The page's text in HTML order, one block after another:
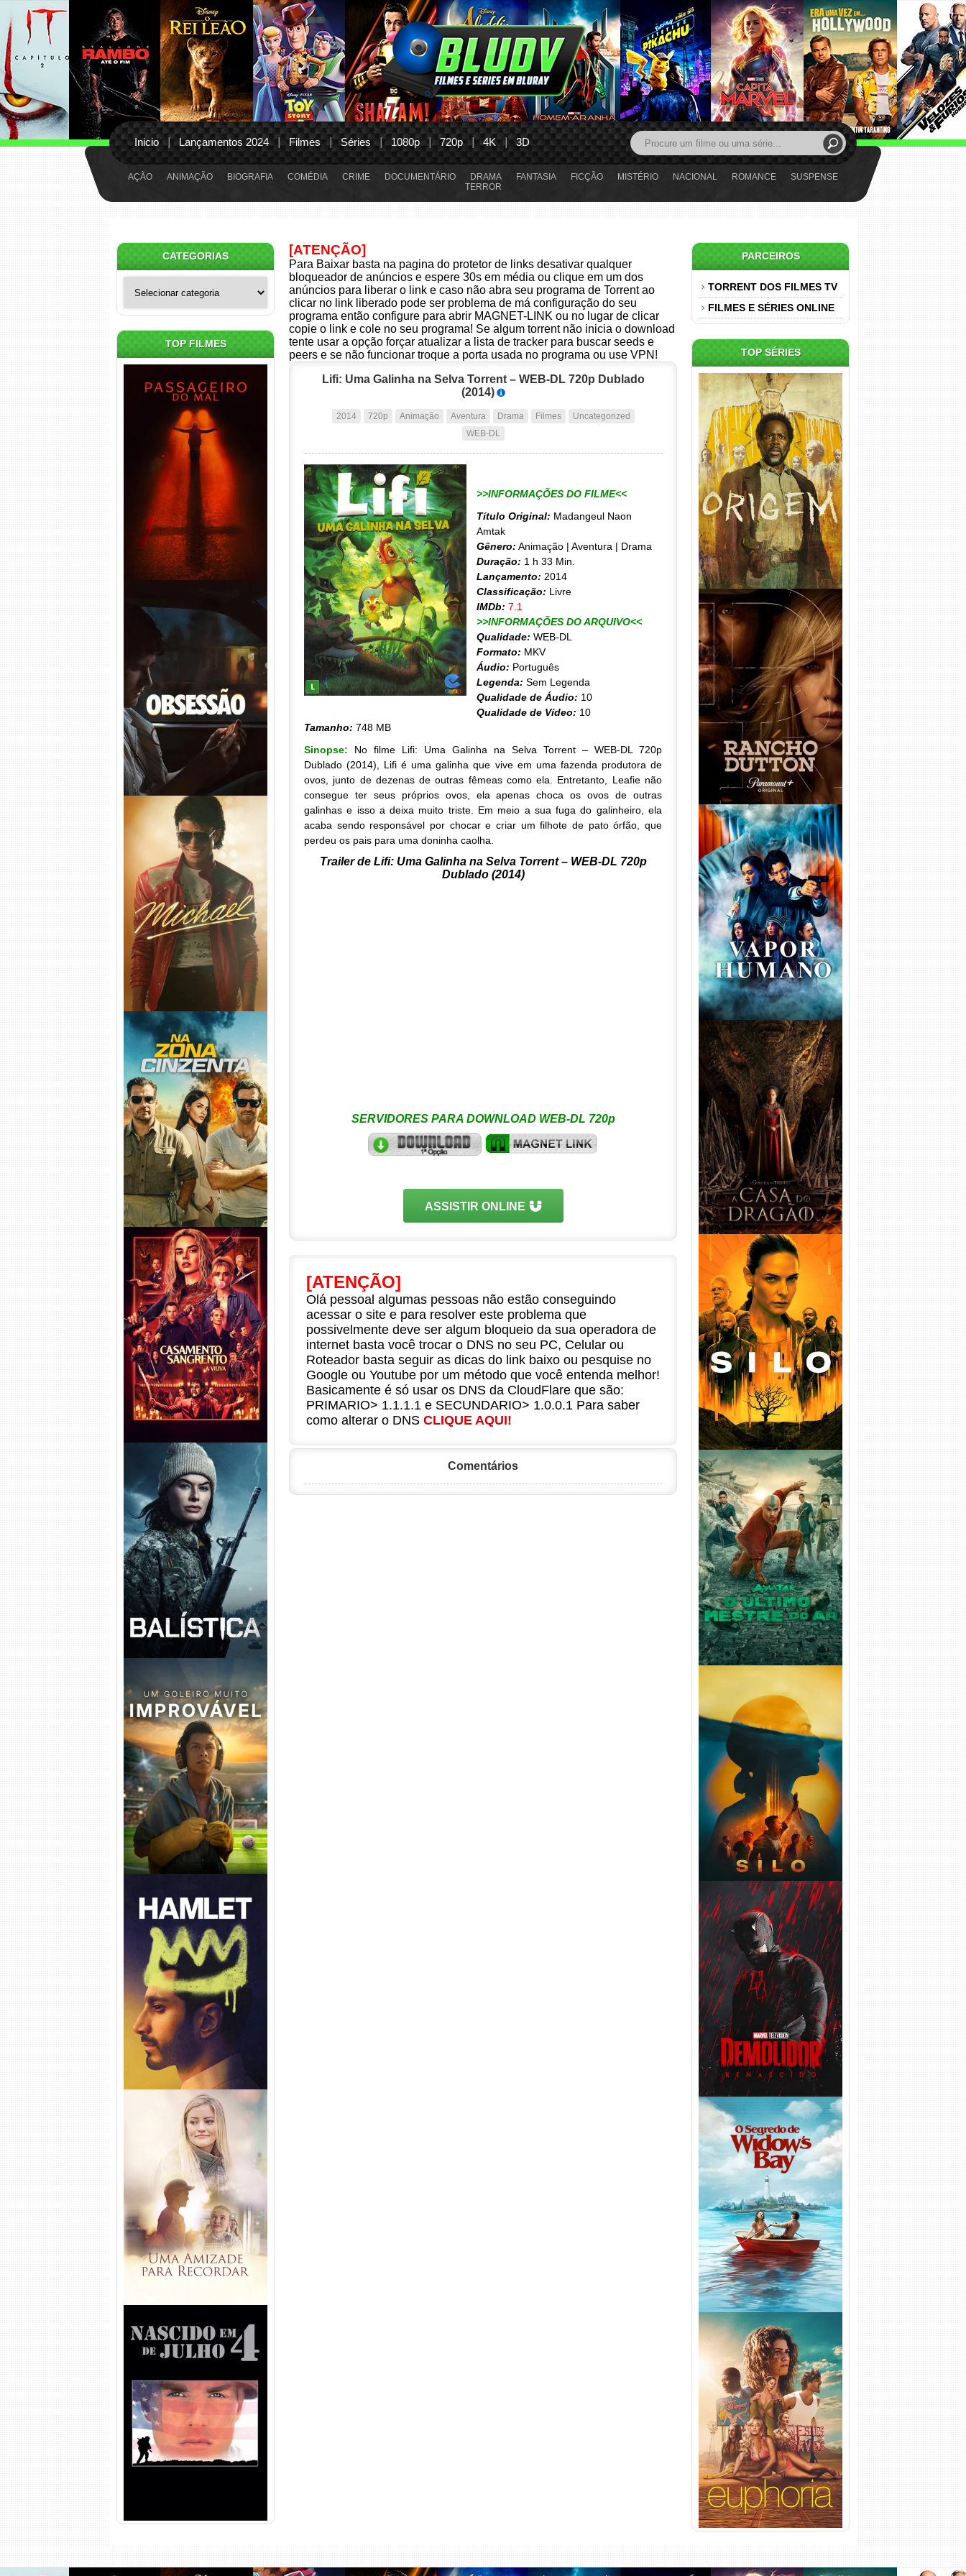
Inicio Lançamentos 2024 Filmes Séries 1080p 720p 4K 3D
AÇÃO ANIMAÇÃO BIOGRAFIA COMÉDIA CRIME DOCUMENTÁRIO DRAMA FANTASIA FICÇÃO MISTÉRIO NACIONAL ROMANCE
SUSPENSE
TERROR
[ATENÇÃO]
Para Baixar basta na pagina do protetor de links desativar qualquer
bloqueador de anúncios e espere 30s em média ou clique em um dos
anúncios para liberar o link e caso não abra seu programa de Torrent ao
clicar no link liberado pode ser problema de má configuração do seu
programa então configure para abrir MAGNET-LINK ou no lugar de clicar
copie o link e cole no seu programa! Se algum torrent não inicia o download
tente usar a opção forçar atualizar a lista de tracker para buscar seeds e
peers e se não funcionar troque a porta usada no programa ou use VPN!
Lifi: Uma Galinha na Selva Torrent – WEB-DL 720p Dublado
(2014)
2014 720p Animação Aventura Drama Filmes
Uncategorized
WEB-DL
>>INFORMAÇÕES DO FILME<<
Título Original: Madangeul Naon
Amtak
Gênero: Animação | Aventura | Drama
Duração: 1 h 33 Min.
Lançamento: 2014
Classificação: Livre
IMDb: 7.1
>>INFORMAÇÕES DO ARQUIVO<<
Qualidade: WEB-DL
Formato: MKV
Áudio: Português
Legenda: Sem Legenda
Qualidade de Áudio: 10
Qualidade de Vídeo: 10
Tamanho: 748 MB
Sinopse: No filme Lifi: Uma Galinha na Selva Torrent – WEB-DL 720p
Dublado (2014), Lifi é uma galinha que vive em uma fazenda produtora de
ovos, junto de dezenas de outras fêmeas como ela. Entretanto, Leafie não
consegue ter seus próprios ovos, ela apenas choca os ovos de outras
galinhas e isso a deixa muito triste. Em meio a sua fuga do galinheiro, ela
acaba sendo responsável por chocar e criar um filhote de pato órfão, que
perdeu os pais para uma doninha caolha.
Trailer de Lifi: Uma Galinha na Selva Torrent – WEB-DL 720p
Dublado (2014)
SERVIDORES PARA DOWNLOAD WEB-DL 720p
ASSISTIR ONLINE
[ATENÇÃO]
Olá pessoal algumas pessoas não estão conseguindo
acessar o site e para resolver este problema que
possivelmente deve ser algum bloqueio da sua operadora de
internet basta você trocar o DNS no seu PC, Celular ou
Roteador basta seguir as dicas do link baixo ou pesquise no
Google ou Youtube por um método que você entenda melhor!
Basicamente é só usar os DNS da CloudFlare que são:
PRIMARIO> 1.1.1.1 e SECUNDARIO> 1.0.0.1 Para saber
como alterar o DNS CLIQUE AQUI!
Comentários
CATEGORIAS
TOP FILMES
Passageiro do Mal Torrent
(2026) WEB-DL 1080p Dual
Áudio
Obsessão Torrent (2026)
WEB-DL 1080p/4K Dual
Áudio
Michael Torrent (2026) WEB-
DL 1080p/4K Dual Áudio
Na Zona Cinzenta Torrent
(2026) WEB-DL 1080p/4K
Dual Áudio
Casamento Sangrento: A
Viúva Torrent (2026) WEB-DL
720p/1080p/4K Dual Áudio
Balística Torrent (2025) WEB-
DL 1080p Dual Áudio
Um Goleiro Muito Improvável
Torrent (2026) WEB-DL 1080p
Dual Áudio
Hamlet Torrent (2026) WEB-
DL 1080p Dual Áudio
Uma Amizade para Recordar
Torrent (2025) WEB-DL 1080p
Dual Áudio
Nascido em 4 de Julho
Torrent (1989) WEB-DL 1080p
Dual Áudio
PARCEIROS
TORRENT DOS FILMES TV
FILMES E SÉRIES ONLINE
TOP SÉRIES
Origem 4ª Temporada Torrent
(2026) WEB-DL 1080p/4K
Dual Áudio
Rancho Dutton 1ª
Temporada Torrent (2026)
WEB-DL 1080p Dual Áudio
Vapor Humano 1ª Temporada
Torrent (2026) WEB-DL 1080p
Dual Áudio
A Casa do Dragão 1ª
Temporada Torrent (2022)
WEB-DL 720p/1080p Dual
Áudio
Silo 1ª Temporada Torrent
(2023) WEB-DL
720p/1080p/4K Dual Áudio
Avatar: O Último Mestre do
Ar 2ª Temporada Torrent
(2026) WEB-DL 1080p Dual
Áudio
Silo 2ª Temporada (2024)
WEB-DL 1080p Dual Áudio
Demolidor: Renascido 2ª
Temporada (2026) WEB-DL
1080p Dual Áudio
O Segredo de Widow’s Bay
1ª Temporada Torrent (2026)
WEB-DL 1080p Dual Áudio
Euphoria 3ª Temporada
Torrent (2026) WEB-DL 1080p
Dual Áudio